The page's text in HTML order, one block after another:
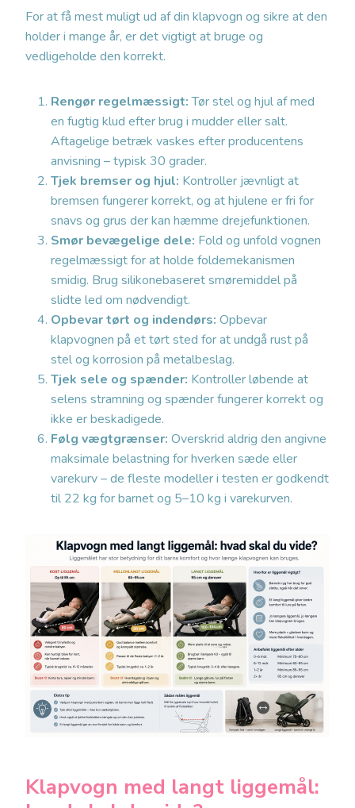
For at få mest muligt ud af din klapvogn og sikre at den
holder i mange år, er det vigtigt at bruge og
vedligeholde den korrekt.
Rengør regelmæssigt:Tør stel og hjul af med
en fugtig klud efter brug i mudder eller salt.
Aftagelige betræk vaskes efter producentens
anvisning – typisk 30 grader.
Tjek bremser og hjul: Kontroller jævnligt at
bremsen fungerer korrekt, og at hjulene er fri for
snavs og grus der kan hæmme drejefunktionen.
Smør bevægelige dele: Fold og unfold vognen
regelmæssigt for at holde foldemekanismen
smidig. Brug silikonebaseret smøremiddel på
slidte led om nødvendigt.
Opbevar tørt og indendørs: Opbevar
klapvognen på et tørt sted for at undgå rust på
stel og korrosion på metalbeslag.
Tjek sele og spænder: Kontroller løbende at
selens stramning og spænder fungerer korrekt og
ikke er beskadigede.
Følg vægtgrænser: Overskrid aldrig den angivne
maksimale belastning for hverken sæde eller
varekurv – de fleste modeller i testen er godkendt
til 22 kg for barnet og 5–10 kg i varekurven.
Klapvogn med langt liggemål: